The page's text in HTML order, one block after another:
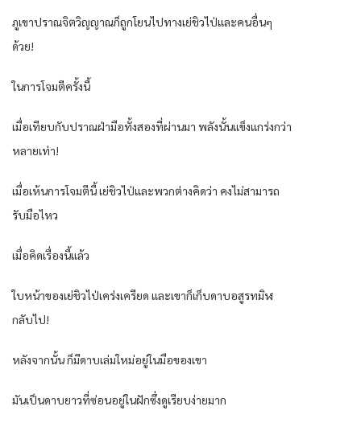
ภูเขาปราณจิตวิญญาณก็ถูกโยนไปทางเย่ชิวไป่และคนอื่นๆ
ด้วย!
ในการโจมตีครั้งนี้
เมื่อเทียบกับปราณฝ่ามือทั้งสองที่ผ่านมา พลังนั้นแข็งแกร่งกว่า
หลายเท่า!
เมื่อเห้นการโจมตีนี้ เย่ชิวไป่และพวกต่างคิดว่า คงไม่สามารถ
รับมือไหว
เมื่อคิดเรื่องนี้แล้ว
ใบหน้าของเย่ชิวไป่เคร่งเครียด และเขาก็เก็บดาบอสูรทมิฬ
กลับไป!
หลังจากนั้น ก็มีดาบเล่มใหม่อยู่ในมือของเขา
มันเป็นดาบยาวที่ซ่อนอยู่ในฝักซึ่งดูเรียบง่ายมาก